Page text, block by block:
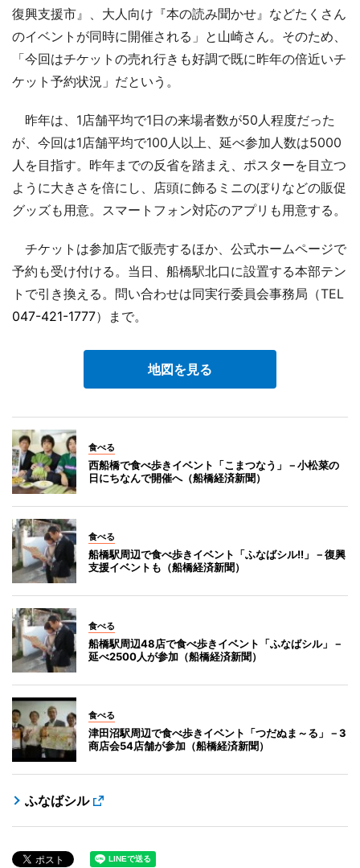
復興支援市』、大人向け『本の読み聞かせ』などたくさん
のイベントが同時に開催される」と山崎さん。そのため、
「今回はチケットの売れ行きも好調で既に昨年の倍近いチ
ケット予約状況」だという。
昨年は、1店舗平均で1日の来場者数が50人程度だった
が、今回は1店舗平均で100人以上、延べ参加人数は5000
人を目指す。昨年までの反省を踏まえ、ポスターを目立つ
ように大きさを倍にし、店頭に飾るミニのぼりなどの販促
グッズも用意。スマートフォン対応のアプリも用意する。
チケットは参加店で販売するほか、公式ホームページで
予約も受け付ける。当日、船橋駅北口に設置する本部テン
トで引き換える。問い合わせは同実行委員会事務局（TEL
047-421-1777）まで。
地図を見る
食べる
西船橋で食べ歩きイベント「こまつなう」－小松菜の
日にちなんで開催へ（船橋経済新聞）
食べる
船橋駅周辺で食べ歩きイベント「ふなばシル!!」－復興
支援イベントも（船橋経済新聞）
食べる
船橋駅周辺48店で食べ歩きイベント「ふなばシル」－
延べ2500人が参加（船橋経済新聞）
食べる
津田沼駅周辺で食べ歩きイベント「つだぬま～る」－3
商店会54店舗が参加（船橋経済新聞）
ふなばシル